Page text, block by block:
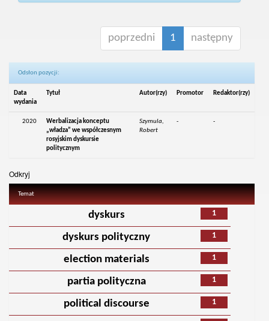
poprzedni 1 następny
Odsłon pozycji:
Data
wydania
Tytuł Autor(rzy) Promotor Redaktor(rzy)
2020
Werbalizacja konceptu
„władza” we współczesnym
rosyjskim dyskursie
politycznym
Szymula,
Robert
- -
Odkryj
Temat
1
dyskurs
1
dyskurs polityczny
1
election materials
1
partia polityczna
1
political discourse